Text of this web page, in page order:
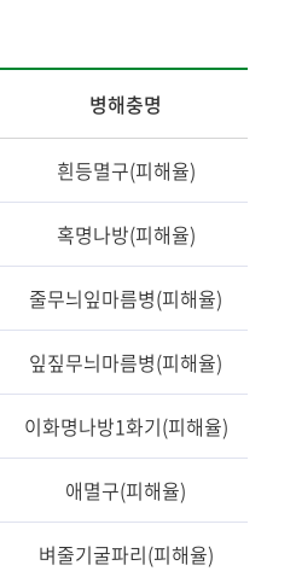
병해충명
흰등멸구(피해율)
혹명나방(피해율)
줄무늬잎마름병(피해율)
잎짚무늬마름병(피해율)
이화명나방1화기(피해율)
애멸구(피해율)
벼줄기굴파리(피해율)